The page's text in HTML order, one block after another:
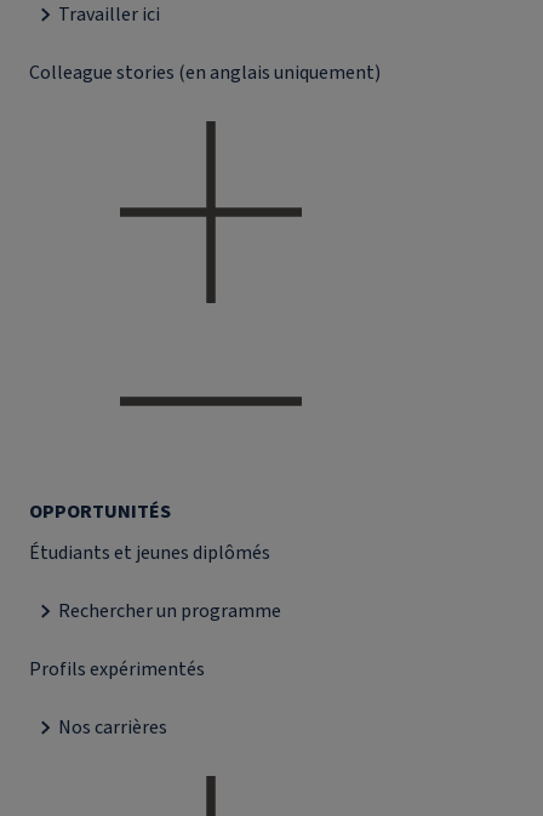
Travailler ici
Colleague stories (en anglais uniquement)
OPPORTUNITÉS
Étudiants et jeunes diplômés
Rechercher un programme
Profils expérimentés
Nos carrières